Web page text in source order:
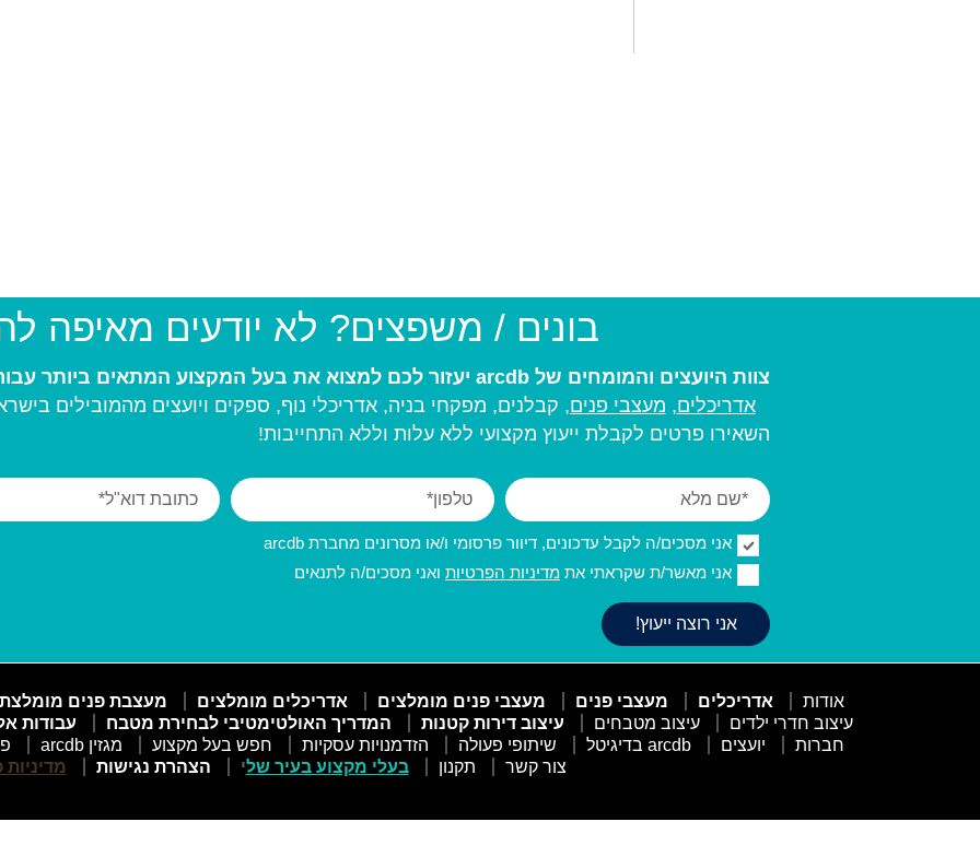
בונים / משפצים? לא יודעים מאיפה
צוות היועצים והמומחים של arcdb יעזור לכם למצוא את בעל המקצוע המתאים ביותר עבורכם:
אדריכלים, מעצבי פנים, קבלנים, מפקחי בניה, אדריכלי נוף, ספקים ויועצים מהמובילים
השאירו פרטים לקבלת ייעוץ מקצועי ללא עלות וללא התחייבות!
אני מסכים/ה לקבל עדכונים, דיוור פרסומי ו/או מסרונים מחברת arcdb
אני מאשר/ת שקראתי את מדיניות הפרטיות ואני מסכים/ה לתנאים
אודות אדריכלים מעצבי פנים מעצבי פנים מומלצים אדריכלים מומלצים מעצבת פנים מומלצת
עיצוב חדרי ילדים
עיצוב מטבחים עיצוב דירות קטנות המדריך האולטימטיבי לבחירת מטבח עבודות
חברות
יועצים arcdb בדיגיטל שיתופי פעולה הזדמנויות עסקיות חפש בעל מקצוע מגזין arcdb
צור קשר
תקנון בעלי מקצוע בעיר שלי הצהרת נגישות מדיניות